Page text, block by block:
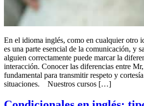
En el idioma inglés, como en cualquier otro
es una parte esencial de la comunicación, y
alguien correctamente puede marcar la
interacción. Conocer las diferencias entre
fundamental para transmitir respeto y
situaciones. Nuestros cursos […]